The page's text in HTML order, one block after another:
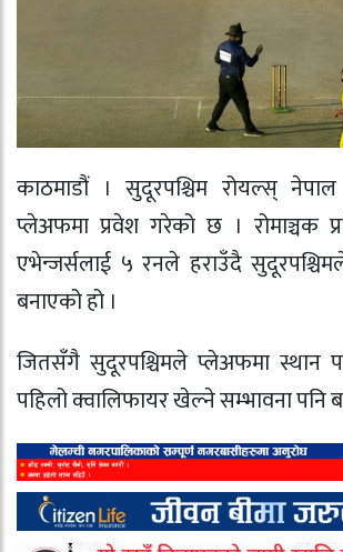
काठमाडौं । सुदूरपश्चिम रोयल्स् नेपाल
प्लेअफमा प्रवेश गरेको छ । रोमाञ्चक
एभेन्जर्सलाई ५ रनले हराउँदै
बनाएको हो ।
जितसँगै सुदूरपश्चिमले प्लेअफमा स्थान
पहिलो क्वालिफायर खेल्ने सम्भावना पनि